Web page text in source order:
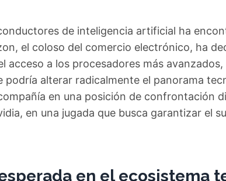
de inteligencia artificial ha
el coloso del comercio electrónico, ha
acceso a los procesadores más
podría alterar radicalmente el panorama
en una posición de confrontación
en una jugada que busca garantizar el
en el ecosistema